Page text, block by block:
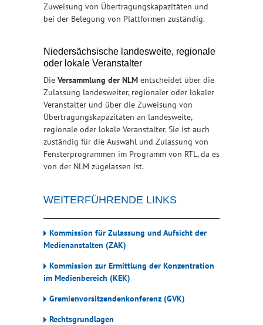
Zuweisung von Übertragungskapazitäten und
bei der Belegung von Plattformen zuständig.
Niedersächsische landesweite, regionale
oder lokale Veranstalter
Die Versammlung der NLM entscheidet über die
Zulassung landesweiter, regionaler oder lokaler
Veranstalter und über die Zuweisung von
Übertragungskapazitäten an landesweite,
regionale oder lokale Veranstalter. Sie ist auch
zuständig für die Auswahl und Zulassung von
Fensterprogrammen im Programm von RTL, da es
von der NLM zugelassen ist.
WEITERFÜHRENDE LINKS
Kommission für Zulassung und Aufsicht der
Medienanstalten (ZAK)
Kommission zur Ermittlung der Konzentration
im Medienbereich (KEK)
Gremienvorsitzendenkonferenz (GVK)
Rechtsgrundlagen